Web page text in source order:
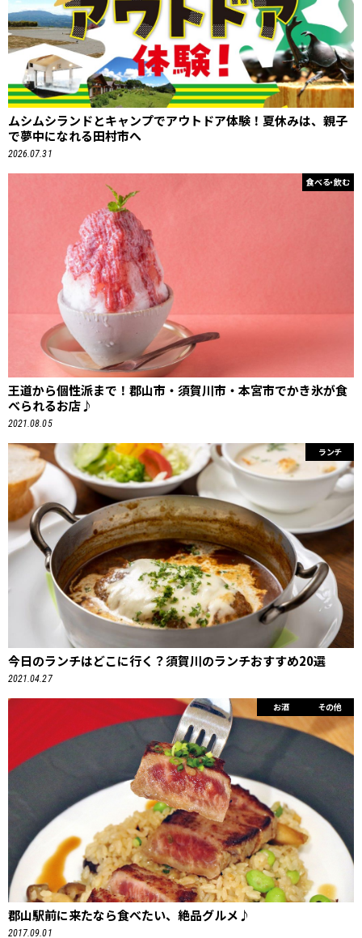
ムシムシランドとキャンプでアウトドア体験！夏休みは、親子
で夢中になれる田村市へ
2026.07.31
食べる・飲む
王道から個性派まで！郡山市・須賀川市・本宮市でかき氷が食
べられるお店♪
2021.08.05
ランチ
今日のランチはどこに行く？須賀川のランチおすすめ20選
2021.04.27
お酒 その他
郡山駅前に来たなら食べたい、絶品グルメ♪
2017.09.01